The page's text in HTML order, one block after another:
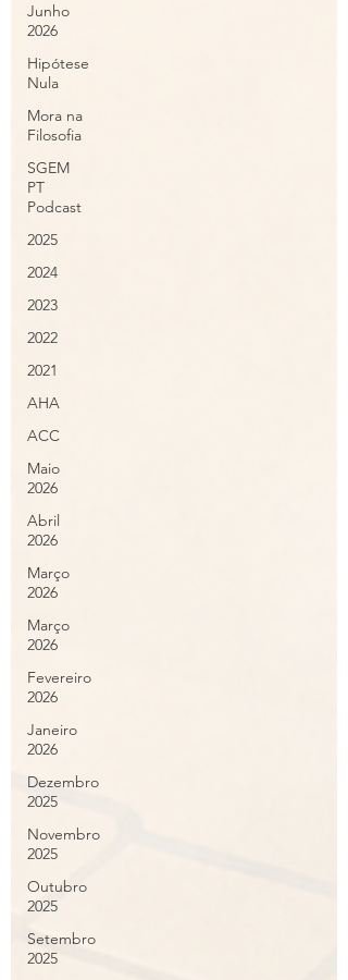
Junho
2026
Hipótese
Nula
Mora na
Filosofia
SGEM
PT
Podcast
2025
2024
2023
2022
2021
AHA
ACC
Maio
2026
Abril
2026
Março
2026
Março
2026
Fevereiro
2026
Janeiro
2026
Dezembro
2025
Novembro
2025
Outubro
2025
Setembro
2025